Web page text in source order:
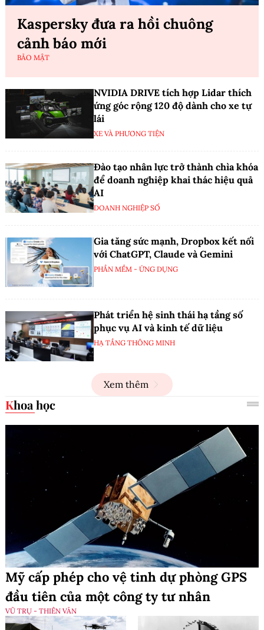
Kaspersky đưa ra hồi chuông
cảnh báo mới
BẢO MẬT
NVIDIA DRIVE tích hợp Lidar thích
ứng góc rộng 120 độ dành cho xe tự
lái
XE VÀ PHƯƠNG TIỆN
Đào tạo nhân lực trở thành chìa khóa
để doanh nghiệp khai thác hiệu quả
AI
DOANH NGHIỆP SỐ
Gia tăng sức mạnh, Dropbox kết nối
với ChatGPT, Claude và Gemini
PHẦN MỀM - ỨNG DỤNG
Phát triển hệ sinh thái hạ tầng số
phục vụ AI và kinh tế dữ liệu
HẠ TẦNG THÔNG MINH
Xem thêm
Khoa học
Mỹ cấp phép cho vệ tinh dự phòng GPS
đầu tiên của một công ty tư nhân
VŨ TRỤ - THIÊN VĂN